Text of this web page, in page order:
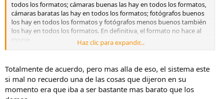
todos los formatos; cámaras buenas las hay en todos los formatos,
cámaras baratas las hay en todos los formatos; fotógrafos buenos
los hay en todos los formatos y fotógrafos menos buenos también
los hay en todos los formatos. En definitiva, el formato no hace al
monje.
formatos hace tiempo que pasó por mi lado y no le hice ni caso.
Haz clic para expandir...
Totalmente de acuerdo, pero mas alla de eso, el sistema este
si mal no recuerdo una de las cosas que dijeron en su
momento era que iba a ser bastante mas barato que los